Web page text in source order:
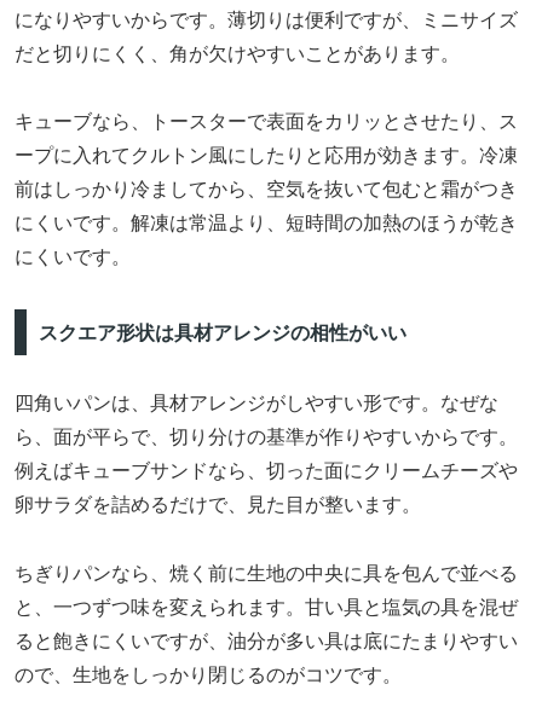
になりやすいからです。薄切りは便利ですが、ミニサイズ
だと切りにくく、角が欠けやすいことがあります。
キューブなら、トースターで表面をカリッとさせたり、ス
ープに入れてクルトン風にしたりと応用が効きます。冷凍
前はしっかり冷ましてから、空気を抜いて包むと霜がつき
にくいです。解凍は常温より、短時間の加熱のほうが乾き
にくいです。
スクエア形状は具材アレンジの相性がいい
四角いパンは、具材アレンジがしやすい形です。なぜな
ら、面が平らで、切り分けの基準が作りやすいからです。
例えばキューブサンドなら、切った面にクリームチーズや
卵サラダを詰めるだけで、見た目が整います。
ちぎりパンなら、焼く前に生地の中央に具を包んで並べる
と、一つずつ味を変えられます。甘い具と塩気の具を混ぜ
ると飽きにくいですが、油分が多い具は底にたまりやすい
ので、生地をしっかり閉じるのがコツです。